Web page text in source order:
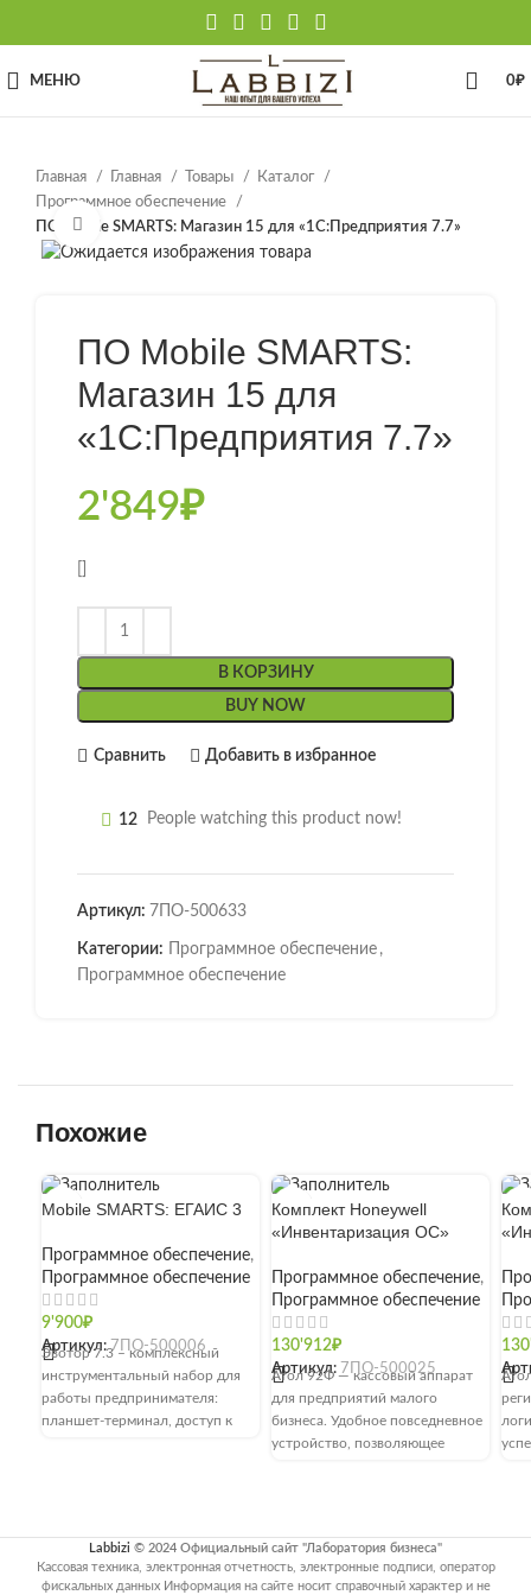
МЕНЮ 0₽
Главная Главная Товары
Каталог
Программное обеспечение
ПО Mobile SMARTS: Магазин 15 для «1С:Предприятия 7.7»
Нажмите, чтобы увеличить
ПО Mobile SMARTS:
Магазин 15 для
«1С:Предприятия 7.7»
2'849₽
В КОРЗИНУ
BUY NOW
Сравнить Добавить в избранное
12 People watching this product now!
Артикул: 7ПО-500633
Категории: Программное обеспечение ,
Программное обеспечение
Похожие
Mobile SMARTS: ЕГАИС 3
Программное обеспечение,
Программное обеспечение
9'900₽
Артикул:7ПО-500006
Эвотор 7.3 – комплексный
инструментальный набор для
работы предпринимателя:
планшет-терминал, доступ к
Комплект Honeywell
«Инвентаризация ОС»
Программное обеспечение,
Программное обеспечение
130'912₽
Артикул: 7ПО-500025
Атол 92Ф — кассовый аппарат
для предприятий малого
бизнеса. Удобное повседневное
устройство, позволяющее
Labbizi © 2024 Официальный сайт "Лаборатория бизнеса"
Кассовая техника, электронная отчетность, электронные подписи, оператор
фискальных данных Информация на сайте носит справочный характер и не